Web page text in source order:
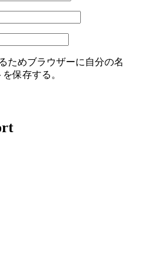
ためブラウザーに自分の名
保存する。